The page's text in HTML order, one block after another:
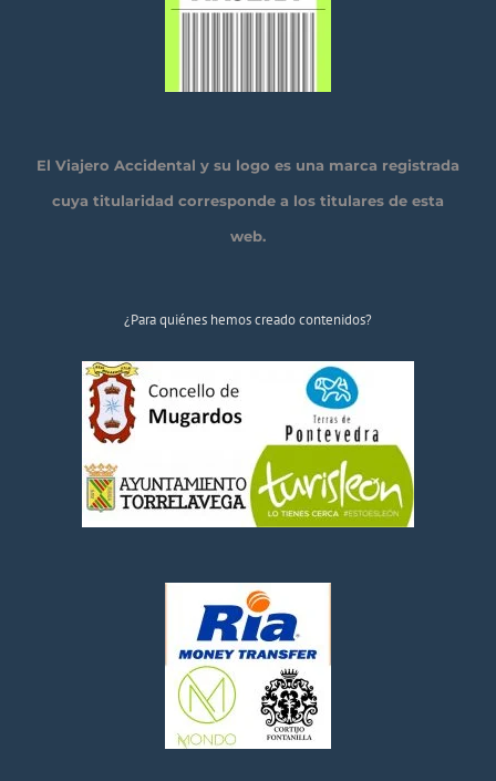
El Viajero Accidental y su logo es una marca registrada
cuya titularidad corresponde a los titulares de esta
web.
¿Para quiénes hemos creado contenidos?